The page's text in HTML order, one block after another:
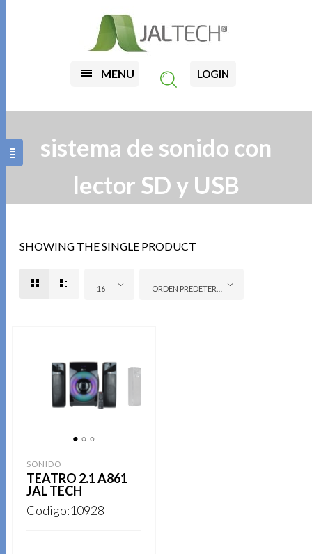
MENU LOGIN
sistema de sonido con
lector SD y USB
SHOWING THE SINGLE PRODUCT
16
SONIDO
TEATRO 2.1 A861
JAL TECH
Codigo:10928